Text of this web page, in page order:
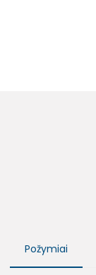
Požymiai